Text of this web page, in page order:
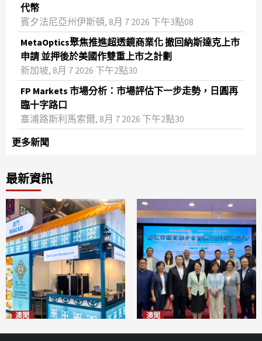
代幣
賓夕法尼亞州伊斯頓, 8月 7 2026 下午3點08
MetaOptics聚焦推進超透鏡商業化 撤回納斯達克上市
申請 並押後於美國作雙重上市之計劃
新加坡, 8月 7 2026 下午2點30
FP Markets 市場分析：市場評估下一步走勢，日圓再
臨十字路口
塞浦路斯利馬索爾, 8月 7 2026 下午2點30
更多新聞
最新資訊
澳聞 澳聞